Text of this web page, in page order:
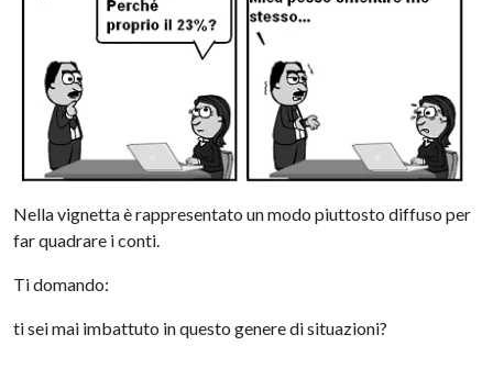
Nella vignetta è rappresentato un modo piuttosto diffuso per
far quadrare i conti.
Ti domando:
ti sei mai imbattuto in questo genere di situazioni?